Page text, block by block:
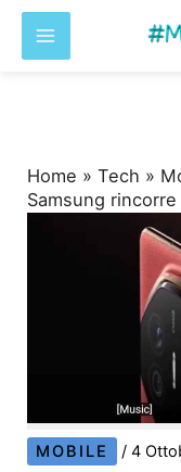
Home »Tech »
Samsung rincorre
MOBILE /4